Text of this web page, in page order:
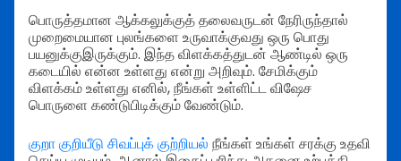
பொருத்தமான ஆக்கலுக்குத் தலைவருடன் நேரிருந்தால்
முறைமையான புலங்களை உருவாக்குவது ஒரு பொது
பயனுக்குஇருக்கும். இந்த விளக்கத்துடன் ஆண்டில் ஒரு
கடையில் என்ன உள்ளது என்று அறிவும். சேமிக்கும்
விளக்கம் உள்ளது எனில், நீங்கள் உள்ளிட்ட விஷேச
பொருளை கண்டுபிடிக்கும் வேண்டும்.
குறா குறியீடு சிவப்புக் குற்றியல் நீங்கள் உங்கள் சரக்கு உதவி